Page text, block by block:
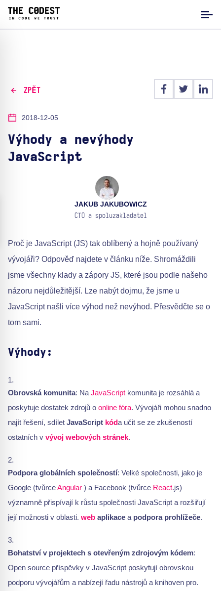
ZPĚT
2018-12-05
Výhody a nevýhody
JavaScript
JAKUB JAKUBOWICZ
CTO a spoluzakladatel
Proč je JavaScript (JS) tak oblíbený a hojně používaný
vývojáři? Odpověď najdete v článku níže. Shromáždili
jsme všechny klady a zápory JS, které jsou podle našeho
názoru nejdůležitější. Lze nabýt dojmu, že jsme u
JavaScript našli více výhod než nevýhod. Přesvědčte se o
tom sami.
Výhody:
Obrovská komunita: Na JavaScript komunita je rozsáhlá a
poskytuje dostatek zdrojů o online fóra. Vývojáři mohou snadno
najít řešení, sdílet JavaScript kóda učit se ze zkušeností
ostatních v vývoj webových stránek.
Podpora globálních společností: Velké společnosti, jako je
Google (tvůrceAngular ) a Facebook (tvůrce React.js)
významně přispívají k růstu společnosti JavaScript a rozšiřují
její možnosti v oblasti. web aplikace a podpora prohlížeče.
Bohatství v projektech s otevřeným zdrojovým kódem:
Open source příspěvky v JavaScript poskytují obrovskou
podporu vývojářům a nabízejí řadu nástrojů a knihoven pro.